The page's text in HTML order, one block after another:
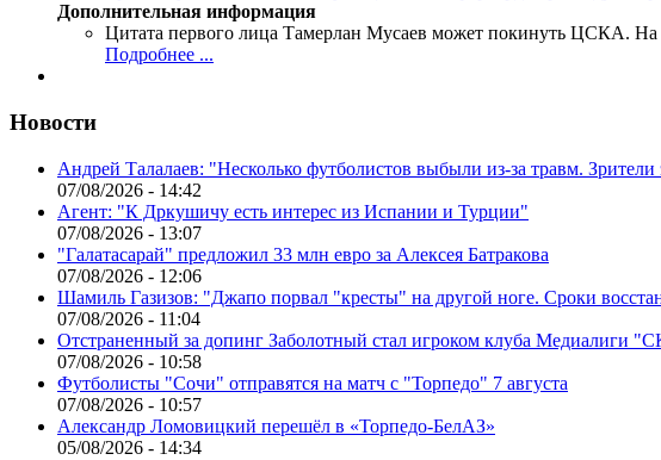
Дополнительная информация
Цитата первого лица Тамерлан Мусаев может покинуть ЦСКА. На
Подробнее ...
Новости
Андрей Талалаев: "Несколько футболистов выбыли из-за травм.
07/08/2026 - 14:42
Агент: "К Дркушичу есть интерес из Испании и Турции"
07/08/2026 - 13:07
"Галатасарай" предложил 33 млн евро за Алексея Батракова
07/08/2026 - 12:06
Шамиль Газизов: "Джапо порвал "кресты" на другой ноге. Сроки
07/08/2026 - 11:04
Отстраненный за допинг Заболотный стал игроком клуба Медиалиги
07/08/2026 - 10:58
Футболисты "Сочи" отправятся на матч с "Торпедо" 7 августа
07/08/2026 - 10:57
Александр Ломовицкий перешёл в «Торпедо-БелАЗ»
05/08/2026 - 14:34